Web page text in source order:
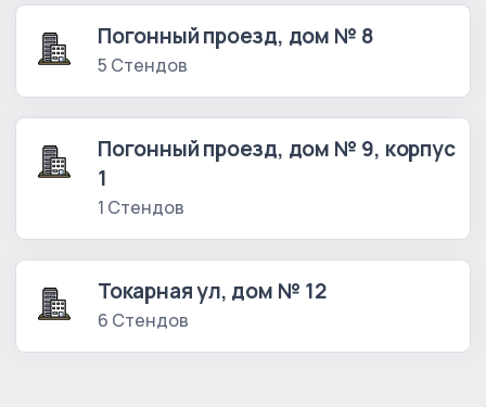
Погонный проезд, дом № 8
5 Стендов
Погонный проезд, дом № 9, корпус
1
1 Стендов
Токарная ул, дом № 12
6 Стендов